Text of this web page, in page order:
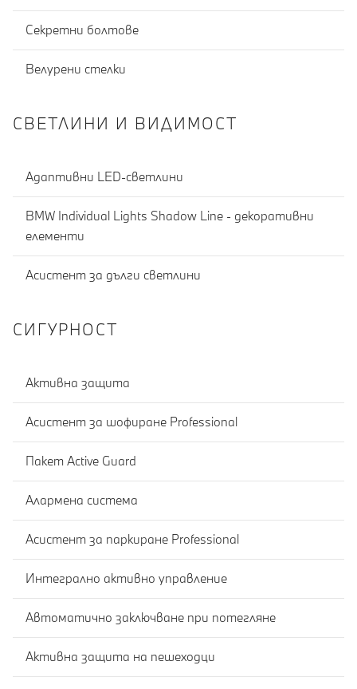
Секретни болтове
Велурени стелки
СВЕТЛИНИ И ВИДИМОСТ
Адаптивни LED-светлини
BMW Individual Lights Shadow Line - декоративни
елементи
Асистент за дълги светлини
СИГУРНОСТ
Активна защита
Асистент за шофиране Professional
Пакет Active Guard
Алармена система
Асистент за паркиране Professional
Интегрално активно управление
Автоматично заключване при потегляне
Активна защита на пешеходци